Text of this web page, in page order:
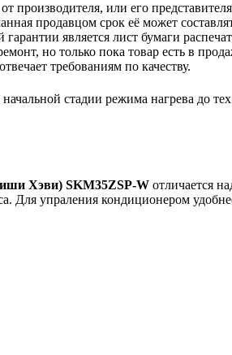
производителя, или его
продавцом срок её может
является лист бумаги
но только пока товар есть в
требованиям по качеству.
стадии режима нагрева до
Хэви) SKM35ZSP-W отличается
Для упраления кондиционером